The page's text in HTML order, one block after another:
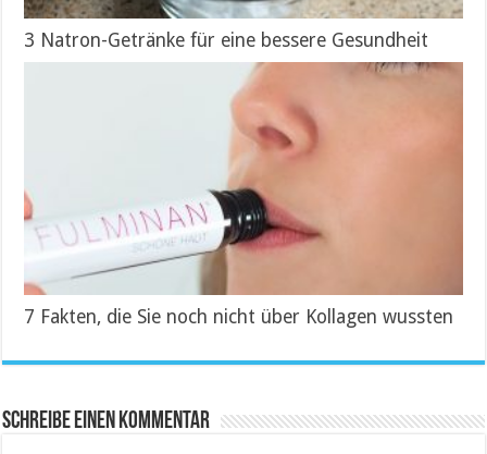
3 Natron-Getränke für eine bessere Gesundheit
7 Fakten, die Sie noch nicht über Kollagen wussten
Schreibe einen Kommentar